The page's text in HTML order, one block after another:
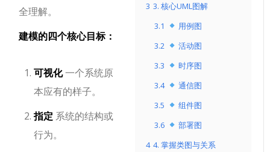
3 3. 核心UML图解
3.1
用例图
3.2
活动图
3.3
时序图
3.4
通信图
3.5
组件图
3.6
部署图
4 4. 掌握类图与关系
全理解。
建模的四个核心目标：
可视化一个系统原
本应有的样子。
指定 系统的结构或
行为。